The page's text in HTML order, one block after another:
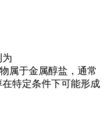
为
属于金属醇盐，通常
特定条件下可能形成